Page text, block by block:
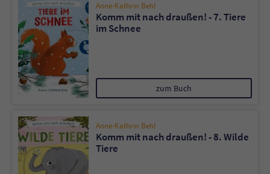
Anne-Kathrin Behl
Komm mit nach draußen! - 7. Tiere
im Schnee
zum Buch
Anne-Kathrin Behl
Komm mit nach draußen! - 8. Wilde
Tiere